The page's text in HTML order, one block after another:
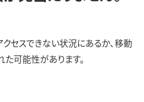
セスできない状況にあるか、移動
た可能性があります。